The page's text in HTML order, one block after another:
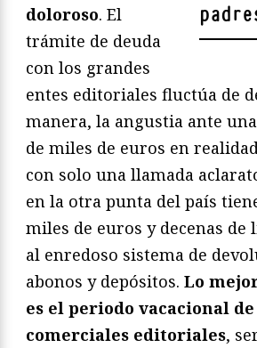
doloroso. El
trámite de deuda
con los grandes
entes editoriales fluctúa de
manera, la angustia ante
de miles de euros en
con solo una llamada
en la otra punta del país
miles de euros y decenas de
al enredoso sistema de
abonos y depósitos. Lo
es el periodo vacacional
comerciales editoriales,